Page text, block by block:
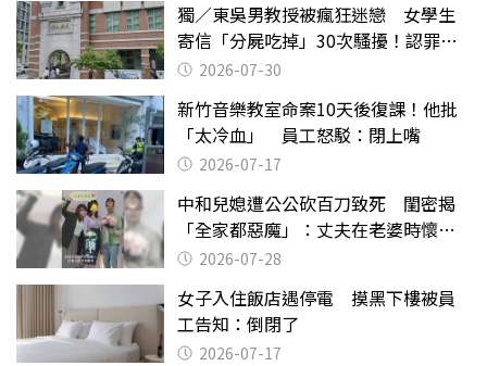
獨／東吳男教授被瘋狂迷戀 女學生
寄信「分屍吃掉」30次騷擾！認罪免
關 2026-07-30
新竹音樂教室命案10天後復課！他批
「太冷血」 員工怒駁：閉上嘴
2026-07-17
中和兒媳遭公公砍百刀致死 閨密揭
「全家都惡魔」：丈夫在老婆時懷孕
摔東西
2026-07-28
女子入住飯店遇停電 摸黑下樓被員
工告知：倒閉了
2026-07-17